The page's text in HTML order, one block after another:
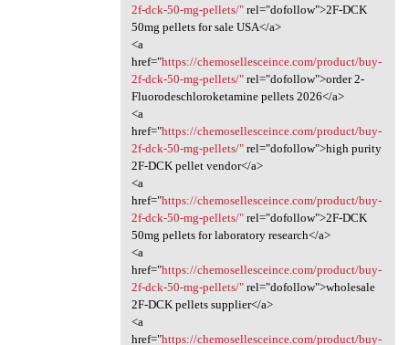
2f-dck-50-mg-pellets/"rel="dofollow">2F-DCK
50mg pellets for sale USA</a>
<a
href="https://chemosellesceince.com/product/buy-
2f-dck-50-mg-pellets/"rel="dofollow">order 2-
Fluorodeschloroketamine pellets 2026</a>
<a
href="https://chemosellesceince.com/product/buy-
2f-dck-50-mg-pellets/"rel="dofollow">high purity
2F-DCK pellet vendor</a>
<a
href="https://chemosellesceince.com/product/buy-
2f-dck-50-mg-pellets/"rel="dofollow">2F-DCK
50mg pellets for laboratory research</a>
<a
href="https://chemosellesceince.com/product/buy-
2f-dck-50-mg-pellets/"rel="dofollow">wholesale
2F-DCK pellets supplier</a>
<a
href="https://chemosellesceince.com/product/buy-